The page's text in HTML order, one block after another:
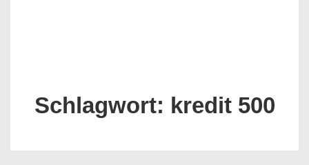
Schlagwort: kredit 500